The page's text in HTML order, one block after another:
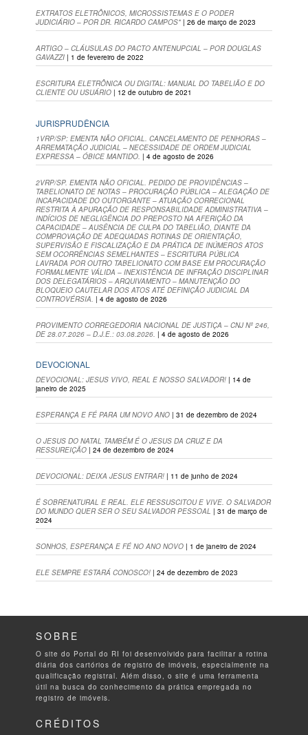
EXTRATOS ELETRÔNICOS, MICROSSISTEMAS E O PODER
JUDICIÁRIO – POR DR. RICARDO CAMPOS* | 26 de março de 2023
ARTIGO – CLÁUSULAS DO PACTO ANTENUPCIAL – POR DOUGLAS
GAVAZZI | 1 de fevereiro de 2022
ESCRITURA ELETRÔNICA OU DIGITAL: MANUAL DO TABELIÃO E DO
CLIENTE OU USUÁRIO | 12 de outubro de 2021
JURISPRUDÊNCIA
1VRP/SP: EMENTA NÃO OFICIAL. CANCELAMENTO DE PENHORAS –
ARREMATAÇÃO JUDICIAL – NECESSIDADE DE ORDEM JUDICIAL
EXPRESSA – ÓBICE MANTIDO. | 4 de agosto de 2026
2VRP/SP. EMENTA NÃO OFICIAL. PEDIDO DE PROVIDÊNCIAS –
TABELIONATO DE NOTAS – PROCURAÇÃO PÚBLICA – ALEGAÇÃO DE
INCAPACIDADE DO OUTORGANTE – ATUAÇÃO CORRECIONAL
RESTRITA À APURAÇÃO DE RESPONSABILIDADE ADMINISTRATIVA –
INDÍCIOS DE NEGLIGÊNCIA DO PREPOSTO NA AFERIÇÃO DA
CAPACIDADE – AUSÊNCIA DE CULPA DO TABELIÃO, DIANTE DA
COMPROVAÇÃO DE ADEQUADAS ROTINAS DE ORIENTAÇÃO,
SUPERVISÃO E FISCALIZAÇÃO E DA PRÁTICA DE INÚMEROS ATOS
SEM OCORRÊNCIAS SEMELHANTES – ESCRITURA PÚBLICA
LAVRADA POR OUTRO TABELIONATO COM BASE EM PROCURAÇÃO
FORMALMENTE VÁLIDA – INEXISTÊNCIA DE INFRAÇÃO DISCIPLINAR
DOS DELEGATÁRIOS – ARQUIVAMENTO – MANUTENÇÃO DO
BLOQUEIO CAUTELAR DOS ATOS ATÉ DEFINIÇÃO JUDICIAL DA
CONTROVÉRSIA. | 4 de agosto de 2026
PROVIMENTO CORREGEDORIA NACIONAL DE JUSTIÇA – CNJ Nº 246,
DE 28.07.2026 – D.J.E.: 03.08.2026. | 4 de agosto de 2026
DEVOCIONAL
DEVOCIONAL: JESUS VIVO, REAL E NOSSO SALVADOR! | 14 de
janeiro de 2025
ESPERANÇA E FÉ PARA UM NOVO ANO | 31 de dezembro de 2024
O JESUS DO NATAL TAMBÉM É O JESUS DA CRUZ E DA
RESSUREIÇÃO | 24 de dezembro de 2024
DEVOCIONAL: DEIXA JESUS ENTRAR! | 11 de junho de 2024
É SOBRENATURAL E REAL. ELE RESSUSCITOU E VIVE. O SALVADOR
DO MUNDO QUER SER O SEU SALVADOR PESSOAL | 31 de março de
2024
SONHOS, ESPERANÇA E FÉ NO ANO NOVO | 1 de janeiro de 2024
ELE SEMPRE ESTARÁ CONOSCO! | 24 de dezembro de 2023
SOBRE
O site do Portal do RI foi desenvolvido para facilitar a rotina
diária dos cartórios de registro de imóveis, especialmente na
qualificação registral. Além disso, o site é uma ferramenta
útil na busca do conhecimento da prática empregada no
registro de imóveis.
CRÉDITOS